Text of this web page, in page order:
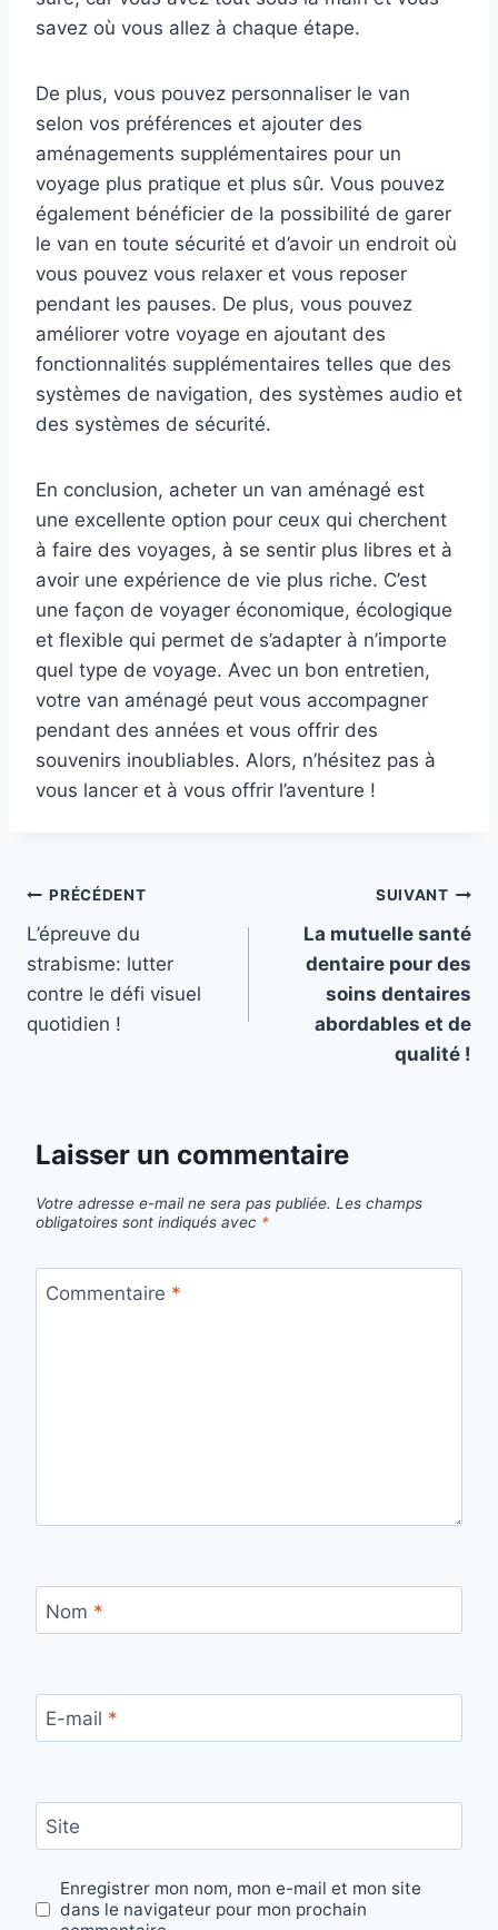
savez où vous allez à chaque étape.
De plus, vous pouvez personnaliser le van
selon vos préférences et ajouter des
aménagements supplémentaires pour un
voyage plus pratique et plus sûr. Vous pouvez
également bénéficier de la possibilité de garer
le van en toute sécurité et d’avoir un endroit où
vous pouvez vous relaxer et vous reposer
pendant les pauses. De plus, vous pouvez
améliorer votre voyage en ajoutant des
fonctionnalités supplémentaires telles que des
systèmes de navigation, des systèmes audio et
des systèmes de sécurité.
En conclusion, acheter un van aménagé est
une excellente option pour ceux qui cherchent
à faire des voyages, à se sentir plus libres et à
avoir une expérience de vie plus riche. C’est
une façon de voyager économique, écologique
et flexible qui permet de s’adapter à n’importe
quel type de voyage. Avec un bon entretien,
votre van aménagé peut vous accompagner
pendant des années et vous offrir des
souvenirs inoubliables. Alors, n’hésitez pas à
vous lancer et à vous offrir l’aventure !
Navigation
de
l’article
PRÉCÉDENT
L’épreuve du
strabisme: lutter
contre le défi visuel
quotidien !
SUIVANT
La mutuelle santé
dentaire pour des
soins dentaires
abordables et de
qualité !
Laisser un commentaire
Votre adresse e-mail ne sera pas publiée. Les champs
obligatoires sont indiqués avec *
Commentaire *
Nom *
E-mail *
Site
Enregistrer mon nom, mon e-mail et mon site
dans le navigateur pour mon prochain